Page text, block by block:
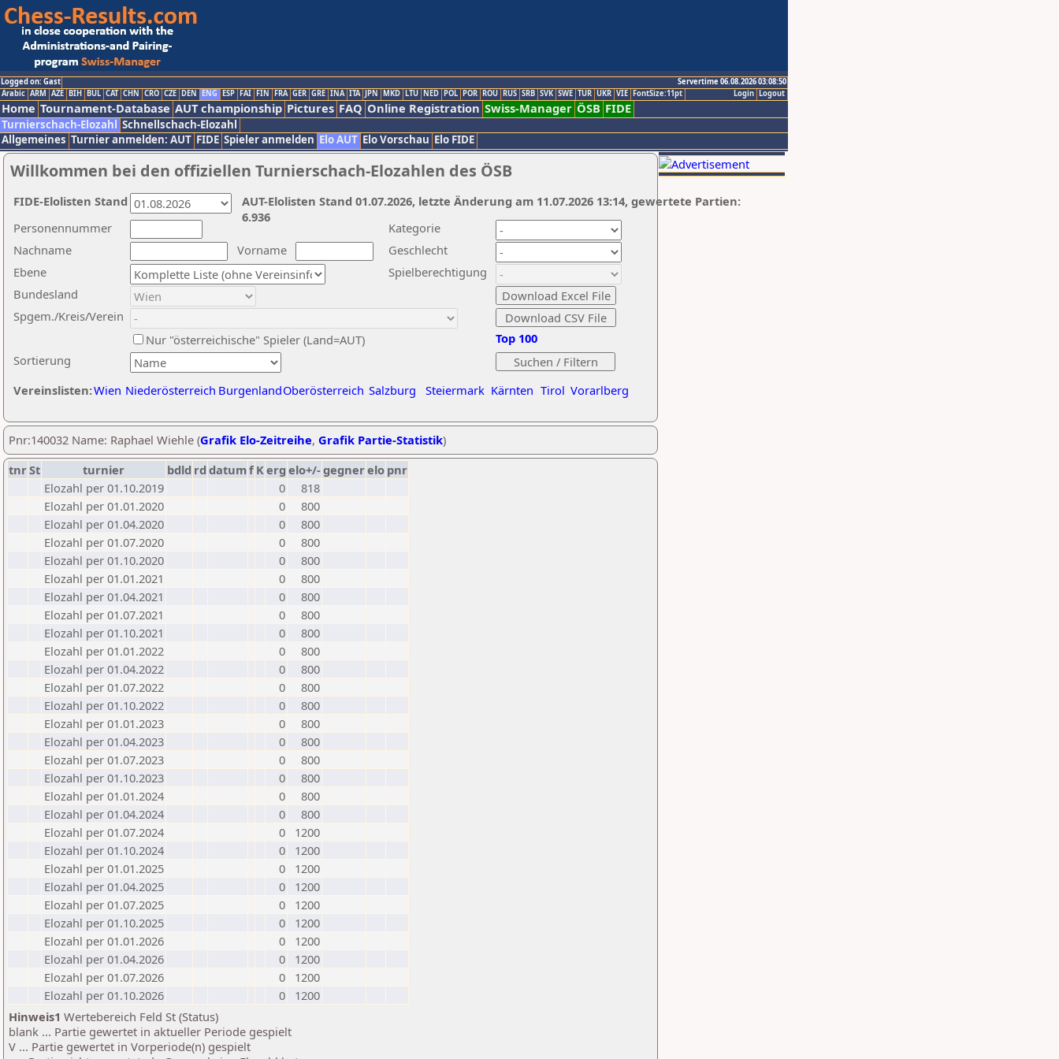
Logged on: Gast
Servertime 06.08.2026 03:08:50
Logout
Login
Arabic ARM AZE BIH BUL CAT CHN CRO CZE DEN ENG ESP FAI FIN FRA GER GRE INA ITA JPN MKD LTU NED POL POR ROU RUS SRB SVK SWE TUR UKR VIE FontSize:11pt
Home Tournament-Database AUT championship Pictures FAQ Online Registration Swiss-Manager ÖSB FIDE
Turnierschach-Elozahl Schnellschach-Elozahl
Allgemeines Turnier anmelden: AUT FIDE Spieler anmelden Elo AUT Elo Vorschau Elo FIDE
Willkommen bei den offiziellen Turnierschach-Elozahlen des ÖSB
Nachname
Vorname
Ebene
Kategorie
Sortierung
Personennummer
Bundesland
Spgem./Kreis/Verein
Geschlecht
Nur "österreichische" Spieler (Land=AUT)
Spielberechtigung
Vereinslisten:Wien Niederösterreich BurgenlandOberösterreich Salzburg Steiermark Kärnten Tirol Vorarlberg
Top 100
AUT-Elolisten Stand 01.07.2026, letzte Änderung am 11.07.2026 13:14, gewertete Partien:
6.936
FIDE-Elolisten Stand
Pnr:140032 Name: Raphael Wiehle (Grafik Elo-Zeitreihe, Grafik Partie-Statistik)
tnrSt turnier bdld rd datumf Kerg elo+/-gegnerelo pnr
Elozahl per 01.10.2019
0
818
Elozahl per 01.01.2020
0
800
Elozahl per 01.04.2020
0
800
Elozahl per 01.07.2020
0
800
Elozahl per 01.10.2020
0
800
Elozahl per 01.01.2021
0
800
Elozahl per 01.04.2021
0
800
Elozahl per 01.07.2021
0
800
Elozahl per 01.10.2021
0
800
Elozahl per 01.01.2022
0
800
Elozahl per 01.04.2022
0
800
Elozahl per 01.07.2022
0
800
Elozahl per 01.10.2022
0
800
Elozahl per 01.01.2023
0
800
Elozahl per 01.04.2023
0
800
Elozahl per 01.07.2023
0
800
Elozahl per 01.10.2023
0
800
Elozahl per 01.01.2024
0
800
Elozahl per 01.04.2024
0
800
Elozahl per 01.07.2024
0
1200
Elozahl per 01.10.2024
0
1200
Elozahl per 01.01.2025
0
1200
Elozahl per 01.04.2025
0
1200
Elozahl per 01.07.2025
0
1200
Elozahl per 01.10.2025
0
1200
Elozahl per 01.01.2026
0
1200
Elozahl per 01.04.2026
0
1200
Elozahl per 01.07.2026
0
1200
Elozahl per 01.10.2026
0
1200
Hinweis1 Wertebereich Feld St (Status)
blank ... Partie gewertet in aktueller Periode gespielt
V ... Partie gewertet in Vorperiode(n) gespielt